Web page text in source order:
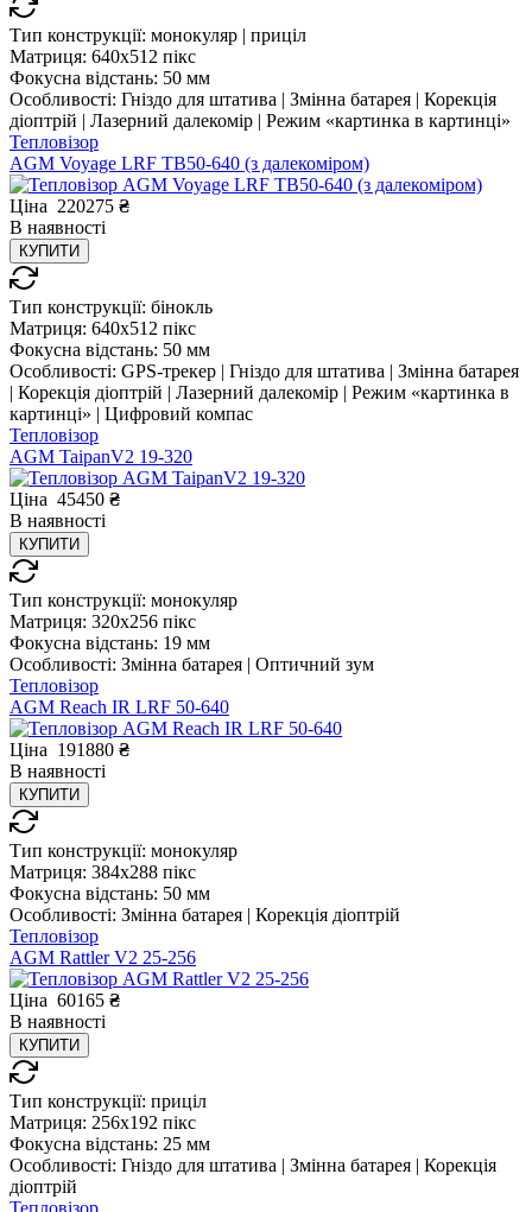
Тип конструкції: монокуляр | приціл
Матриця: 640x512 пікс
Фокусна відстань: 50 мм
Особливості: Гніздо для штатива | Змінна батарея | Корекція
діоптрій | Лазерний далекомір | Режим «картинка в картинці»
Тепловізор
AGM Voyage LRF TB50-640 (з далекоміром)
Ціна 220275 ₴
В наявності
КУПИТИ
Тип конструкції: бінокль
Матриця: 640x512 пікс
Фокусна відстань: 50 мм
Особливості: GPS-трекер | Гніздо для штатива | Змінна батарея
| Корекція діоптрій | Лазерний далекомір | Режим «картинка в
картинці» | Цифровий компас
Тепловізор
AGM TaipanV2 19-320
Ціна 45450 ₴
В наявності
КУПИТИ
Тип конструкції: монокуляр
Матриця: 320x256 пікс
Фокусна відстань: 19 мм
Особливості: Змінна батарея | Оптичний зум
Тепловізор
AGM Reach IR LRF 50-640
Ціна 191880 ₴
В наявності
КУПИТИ
Тип конструкції: монокуляр
Матриця: 384x288 пікс
Фокусна відстань: 50 мм
Особливості: Змінна батарея | Корекція діоптрій
Тепловізор
AGM Rattler V2 25-256
Ціна 60165 ₴
В наявності
КУПИТИ
Тип конструкції: приціл
Матриця: 256x192 пікс
Фокусна відстань: 25 мм
Особливості: Гніздо для штатива | Змінна батарея | Корекція
діоптрій